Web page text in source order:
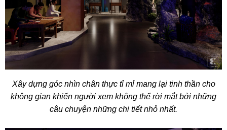
Xây dựng góc nhìn chân thực tỉ mỉ mang lại tinh thần cho
không gian khiến người xem không thể rời mắt bởi những
câu chuyện những chi tiết nhỏ nhất.